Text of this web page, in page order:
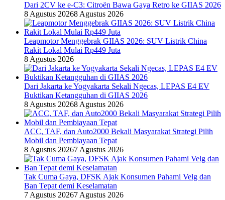
Dari 2CV ke e-C3: Citroën Bawa Gaya Retro ke GIIAS 2026
8 Agustus 20268 Agustus 2026
Leapmotor Menggebrak GIIAS 2026: SUV Listrik China
Rakit Lokal Mulai Rp449 Juta
8 Agustus 2026
Dari Jakarta ke Yogyakarta Sekali Ngecas, LEPAS E4 EV
Buktikan Ketangguhan di GIIAS 2026
8 Agustus 20268 Agustus 2026
ACC, TAF, dan Auto2000 Bekali Masyarakat Strategi Pilih
Mobil dan Pembiayaan Tepat
8 Agustus 20267 Agustus 2026
Tak Cuma Gaya, DFSK Ajak Konsumen Pahami Velg dan
Ban Tepat demi Keselamatan
7 Agustus 20267 Agustus 2026